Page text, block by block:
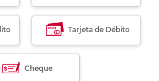
Tarjeta de Débito
Cheque